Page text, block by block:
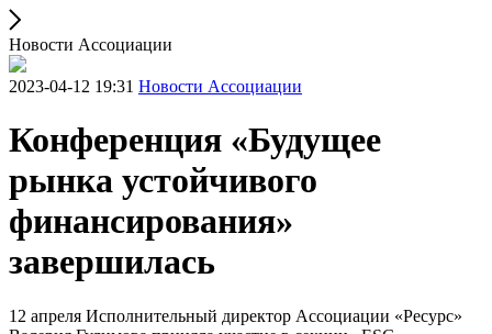
Новости Ассоциации
2023-04-12 19:31 Новости Ассоциации
Конференция «Будущее
рынка устойчивого
финансирования»
завершилась
12 апреля Исполнительный директор Ассоциации «Ресурс»